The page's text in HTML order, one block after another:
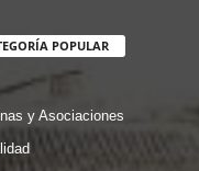
POPULAR
y Asociaciones